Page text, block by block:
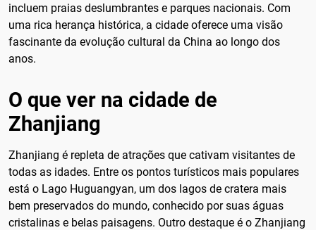
incluem praias deslumbrantes e parques nacionais. Com
uma rica herança histórica, a cidade oferece uma visão
fascinante da evolução cultural da China ao longo dos
anos.
O que ver na cidade de
Zhanjiang
Zhanjiang é repleta de atrações que cativam visitantes de
todas as idades. Entre os pontos turísticos mais populares
está o Lago Huguangyan, um dos lagos de cratera mais
bem preservados do mundo, conhecido por suas águas
cristalinas e belas paisagens. Outro destaque é o Zhanjiang